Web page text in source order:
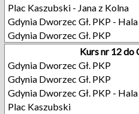
Plac Kaszubski - Jana z Kolna
Gdynia Dworzec Gł. PKP - Hala
Gdynia Dworzec Gł. PKP
Kurs nr 12 do
Gdynia Dworzec Gł. PKP
Gdynia Dworzec Gł. PKP
Gdynia Dworzec Gł. PKP - Hala
Plac Kaszubski